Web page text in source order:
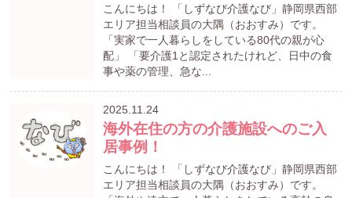
こんにちは！ 「しずなび介護なび」静岡県西部
エリア担当相談員の大隅（おおすみ）です。
「実家で一人暮らしをしている80代の親が心
配」 「要介護1と認定されたけれど、日中の食
事や薬の管理、急な...
2025.11.24
海外在住の方の介護施設へのご入
居事例！
こんにちは！ 「しずなび介護なび」静岡県西部
エリア担当相談員の大隅（おおすみ）です。